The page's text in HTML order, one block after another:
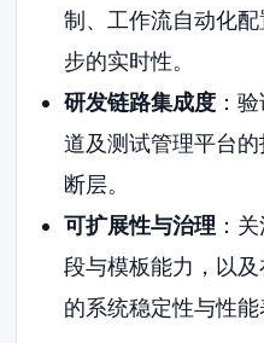
制、工作流自动化
步的实时性。
研发链路集成度：
道及测试管理平台
断层。
可扩展性与治理 ：
段与模板能力，以
的系统稳定性与性能